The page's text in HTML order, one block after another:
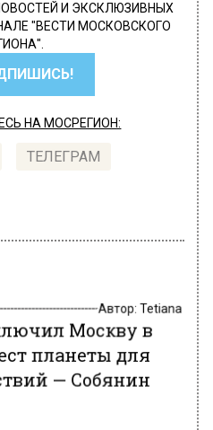
И ЭКСКЛЮЗИВНЫХ
"ВЕСТИ МОСКОВСКОГО
НА МОСРЕГИОН:
ТЕЛЕГРАМ
Автор:Tetiana
Москву в
планеты для
— Собянин